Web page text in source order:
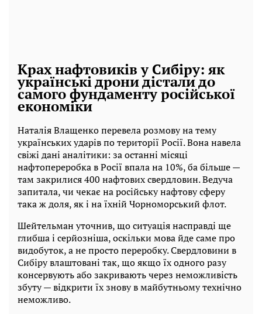
Крах нафтовиків у Сибіру: як
українські дрони дістали до
самого фундаменту російської
економіки
Наталія Влащенко перевела розмову на тему
українських ударів по території Росії. Вона навела
свіжі дані аналітики: за останні місяці
нафтопереробка в Росії впала на 10%, ба більше —
там закрилися 400 нафтових свердловин. Ведуча
запитала, чи чекає на російську нафтову сферу
така ж доля, як і на їхній Чорноморський флот.
Шейтельман уточнив, що ситуація насправді ще
глибша і серйозніша, оскільки мова йде саме про
видобуток, а не просто переробку. Свердловини в
Сибіру влаштовані так, що якщо їх одного разу
консервують або закривають через неможливість
збуту — відкрити їх знову в майбутньому технічно
неможливо.